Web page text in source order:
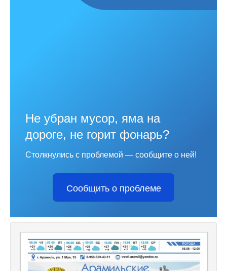
Не убран мусор, яма на
дороге, не горит фонарь?
Столкнулись с проблемой — сообщите о ней!
Сообщить о проблеме